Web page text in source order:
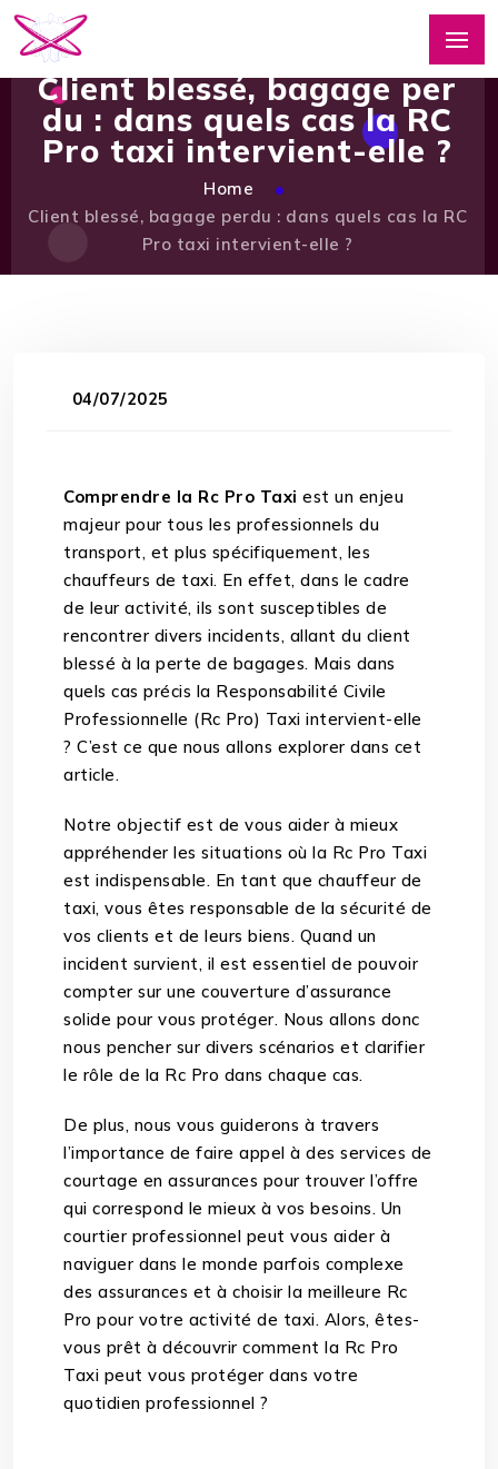
Client blessé, bagage per
du : dans quels cas la RC
Pro taxi intervient-elle ?
Home
Client blessé, bagage perdu : dans quels cas la RC
Pro taxi intervient-elle ?
04/07/2025
Comprendre la Rc Pro Taxi est un enjeu
majeur pour tous les professionnels du
transport, et plus spécifiquement, les
chauffeurs de taxi. En effet, dans le cadre
de leur activité, ils sont susceptibles de
rencontrer divers incidents, allant du client
blessé à la perte de bagages. Mais dans
quels cas précis la Responsabilité Civile
Professionnelle (Rc Pro) Taxi intervient-elle
? C’est ce que nous allons explorer dans cet
article.
Notre objectif est de vous aider à mieux
appréhender les situations où la Rc Pro Taxi
est indispensable. En tant que chauffeur de
taxi, vous êtes responsable de la sécurité de
vos clients et de leurs biens. Quand un
incident survient, il est essentiel de pouvoir
compter sur une couverture d’assurance
solide pour vous protéger. Nous allons donc
nous pencher sur divers scénarios et clarifier
le rôle de la Rc Pro dans chaque cas.
De plus, nous vous guiderons à travers
l’importance de faire appel à des services de
courtage en assurances pour trouver l’offre
qui correspond le mieux à vos besoins. Un
courtier professionnel peut vous aider à
naviguer dans le monde parfois complexe
des assurances et à choisir la meilleure Rc
Pro pour votre activité de taxi. Alors, êtes-
vous prêt à découvrir comment la Rc Pro
Taxi peut vous protéger dans votre
quotidien professionnel ?